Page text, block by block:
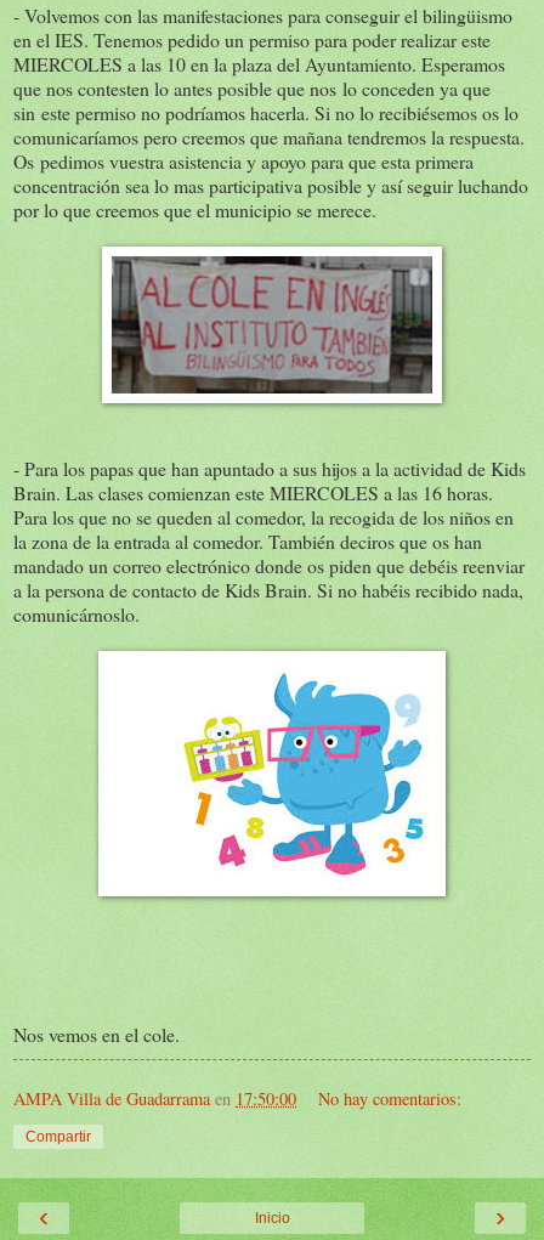
- Volvemos con las manifestaciones para conseguir el bilingüismo
en el IES. Tenemos pedido un permiso para poder realizar este
MIERCOLES a las 10 en la plaza del Ayuntamiento. Esperamos
que nos contesten lo antes posible que nos lo conceden ya que
sin este permiso no podríamos hacerla. Si no lo recibiésemos os lo
comunicaríamos pero creemos que mañana tendremos la respuesta.
Os pedimos vuestra asistencia y apoyo para que esta primera
concentración sea lo mas participativa posible y así seguir luchando
por lo que creemos que el municipio se merece.
- Para los papas que han apuntado a sus hijos a la actividad de Kids
Brain. Las clases comienzan este MIERCOLES a las 16 horas.
Para los que no se queden al comedor, la recogida de los niños en
la zona de la entrada al comedor. También deciros que os han
mandado un correo electrónico donde os piden que debéis reenviar
a la persona de contacto de Kids Brain. Si no habéis recibido nada,
comunicárnoslo.
Nos vemos en el cole.
AMPA Villa de Guadarrama en 17:50:00 No hay comentarios:
Compartir
‹ ›
Inicio